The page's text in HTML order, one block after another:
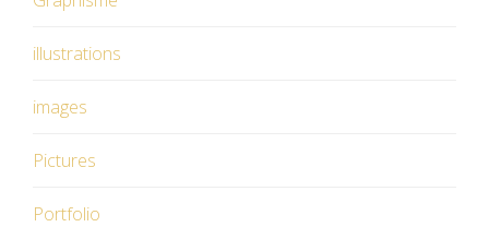
illustrations
images
Pictures
Portfolio